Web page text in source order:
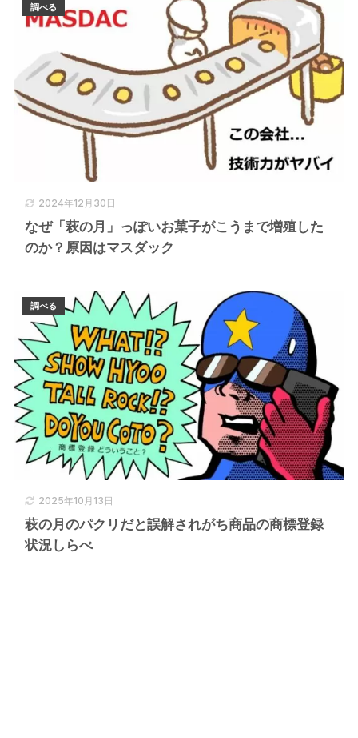
2024年12月30日
なぜ「萩の月」っぽいお菓子がこうまで増殖した
のか？原因はマスダック
調べる
2025年10月13日
萩の月のパクリだと誤解されがち商品の商標登録
状況しらべ
調べる